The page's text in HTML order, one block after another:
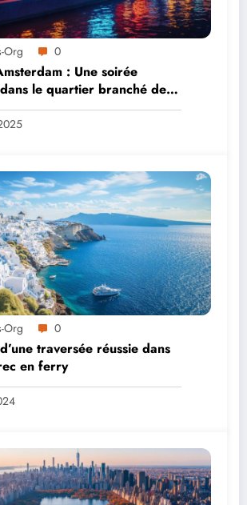
Org 0
: Une soirée
le quartier branché de la
Org 0
traversée réussie dans
en ferry